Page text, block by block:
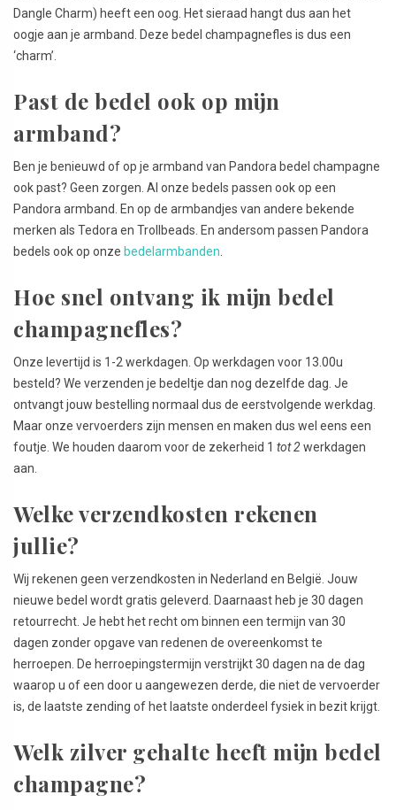
Dangle Charm) heeft een oog. Het sieraad hangt dus aan het
oogje aan je armband. Deze bedel champagnefles is dus een
‘charm’.
Past de bedel ook op mijn
armband?
Ben je benieuwd of op je armband van Pandora bedel champagne
ook past? Geen zorgen. Al onze bedels passen ook op een
Pandora armband. En op de armbandjes van andere bekende
merken als Tedora en Trollbeads. En andersom passen Pandora
bedels ook op onze bedelarmbanden
Hoe snel ontvang ik mijn bedel
champagnefles?
Onze levertijd is 1-2 werkdagen. Op werkdagen voor 13.00u
besteld? We verzenden je bedeltje dan nog dezelfde dag. Je
ontvangt jouw bestelling normaal dus de eerstvolgende werkdag.
Maar onze vervoerders zijn mensen en maken dus wel eens een
foutje. We houden daarom voor de zekerheid 1 tot 2werkdagen
aan.
Welke verzendkosten rekenen
jullie?
Wij rekenen geen verzendkosten in Nederland en België. Jouw
nieuwe bedel wordt gratis geleverd. Daarnaast heb je 30 dagen
retourrecht. Je hebt het recht om binnen een termijn van 30
dagen zonder opgave van redenen de overeenkomst te
herroepen. De herroepingstermijn verstrijkt 30 dagen na de dag
waarop u of een door u aangewezen derde, die niet de vervoerder
is, de laatste zending of het laatste onderdeel fysiek in bezit krijgt.
Welk zilver gehalte heeft mijn bedel
champagne?